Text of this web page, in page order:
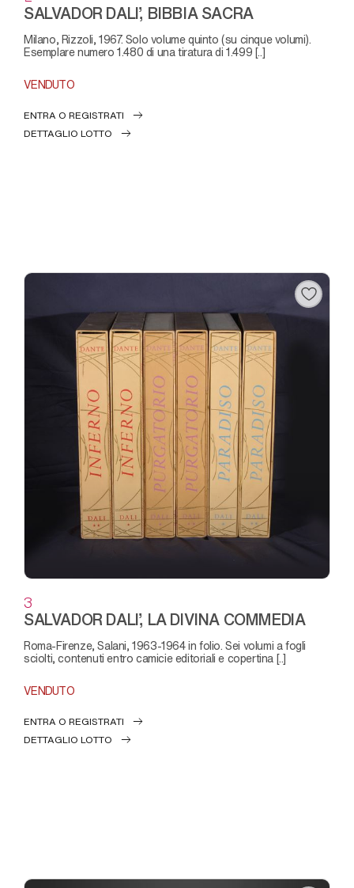
SALVADOR DALI’, BIBBIA SACRA
Milano, Rizzoli, 1967. Solo volume quinto (su cinque volumi).
Esemplare numero 1.480 di una tiratura di 1.499 [..]
VENDUTO
ENTRA O REGISTRATI
DETTAGLIO LOTTO
3
SALVADOR DALI’, LA DIVINA COMMEDIA
Roma-Firenze, Salani, 1963-1964 in folio. Sei volumi a fogli
sciolti, contenuti entro camicie editoriali e copertina [..]
VENDUTO
ENTRA O REGISTRATI
DETTAGLIO LOTTO